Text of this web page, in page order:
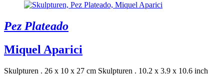
Pez Plateado
Miquel Aparici
Skulpturen . 26 x 10 x 27 cm Skulpturen . 10.2 x 3.9 x 10.6 inch